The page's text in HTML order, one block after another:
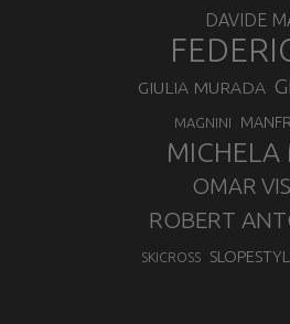
DAVIDE
GIULIA MURADA
MAGNINI
MICHELA
OMAR
ROBERT
SKICROSS